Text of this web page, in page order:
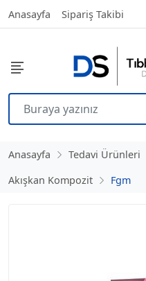
Anasayfa Sipariş Takibi
Anasayfa Tedavi Ürünleri
Akışkan Kompozit
Fgm